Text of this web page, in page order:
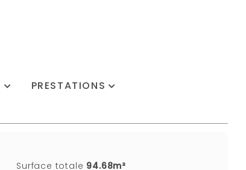
PRESTATIONS
Surface totale 94.68m²